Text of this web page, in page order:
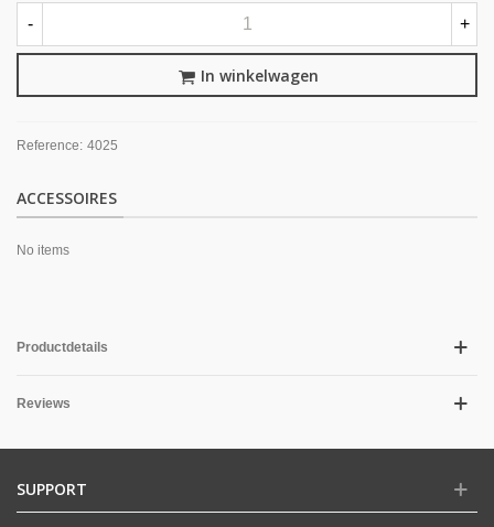
- +
In winkelwagen
Reference: 4025
ACCESSOIRES
No items
Productdetails
Reviews
SUPPORT